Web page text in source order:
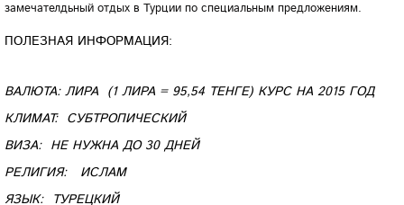
замечателдьный отдых в Турции по специальным предложениям.
ПОЛЕЗНАЯ ИНФОРМАЦИЯ:
ВАЛЮТА: ЛИРА (1 ЛИРА = 95,54 ТЕНГЕ) КУРС НА 2015 ГОД
КЛИМАТ: СУБТРОПИЧЕСКИЙ
ВИЗА: НЕ НУЖНА ДО 30 ДНЕЙ
РЕЛИГИЯ: ИСЛАМ
ЯЗЫК: ТУРЕЦКИЙ